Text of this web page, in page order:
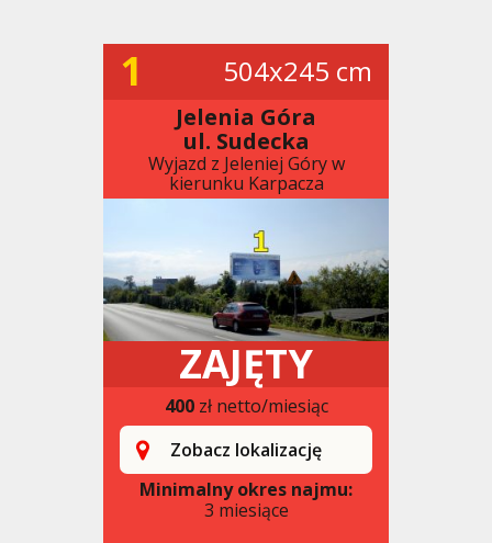
1 504x245 cm
Jelenia Góra
ul. Sudecka
Wyjazd z Jeleniej Góry w
kierunku Karpacza
ZAJĘTY
400zł netto/miesiąc
Zobacz lokalizację
Minimalny okres najmu:
3 miesiące